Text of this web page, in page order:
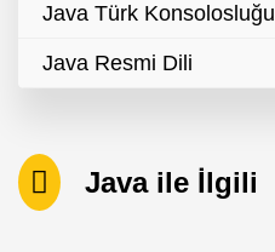
Java Türk Konsolosluğu
Java Resmi Dili
Java ile İlgili